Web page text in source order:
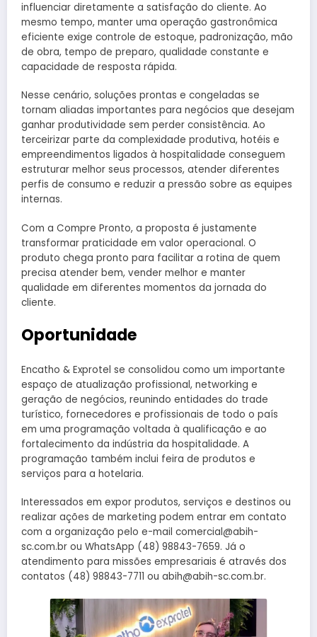
influenciar diretamente a satisfação do cliente. Ao
mesmo tempo, manter uma operação gastronômica
eficiente exige controle de estoque, padronização, mão
de obra, tempo de preparo, qualidade constante e
capacidade de resposta rápida.
Nesse cenário, soluções prontas e congeladas se
tornam aliadas importantes para negócios que desejam
ganhar produtividade sem perder consistência. Ao
terceirizar parte da complexidade produtiva, hotéis e
empreendimentos ligados à hospitalidade conseguem
estruturar melhor seus processos, atender diferentes
perfis de consumo e reduzir a pressão sobre as equipes
internas.
Com a Compre Pronto, a proposta é justamente
transformar praticidade em valor operacional. O
produto chega pronto para facilitar a rotina de quem
precisa atender bem, vender melhor e manter
qualidade em diferentes momentos da jornada do
cliente.
Oportunidade
Encatho & Exprotel se consolidou como um importante
espaço de atualização profissional, networking e
geração de negócios, reunindo entidades do trade
turístico, fornecedores e profissionais de todo o país
em uma programação voltada à qualificação e ao
fortalecimento da indústria da hospitalidade. A
programação também inclui feira de produtos e
serviços para a hotelaria.
Interessados em expor produtos, serviços e destinos ou
realizar ações de marketing podem entrar em contato
com a organização pelo e-mail comercial@abih-
sc.com.br ou WhatsApp (48) 98843-7659. Já o
atendimento para missões empresariais é através dos
contatos (48) 98843-7711 ou abih@abih-sc.com.br.